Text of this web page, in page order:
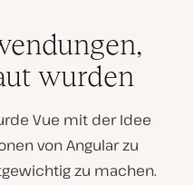
wurden
Vue mit der Idee
von Angular zu
zu machen.